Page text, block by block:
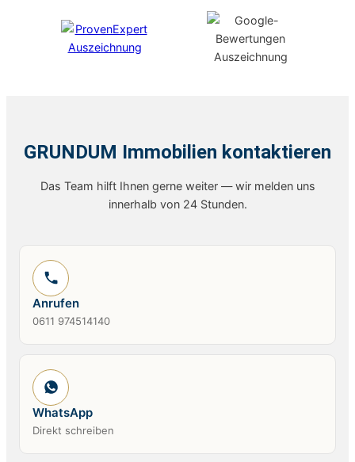
GRUNDUM Immobilien kontaktieren
Das Team hilft Ihnen gerne weiter — wir melden uns
innerhalb von 24 Stunden.
Anrufen
0611 974514140
WhatsApp
Direkt schreiben